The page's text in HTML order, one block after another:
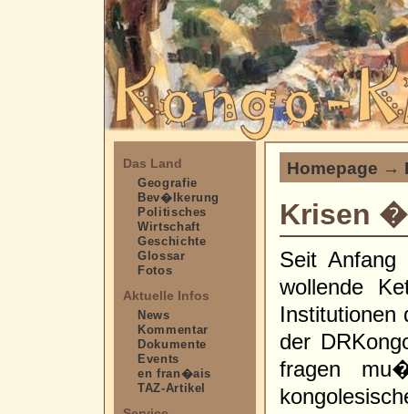
Das Land
Geografie
Bev�lkerung
Politisches
Wirtschaft
Geschichte
Glossar
Fotos
Aktuelle Infos
News
Kommentar
Dokumente
Events
en fran�ais
TAZ-Artikel
Homepage →
Krisen
Seit
wollende
der
fragen